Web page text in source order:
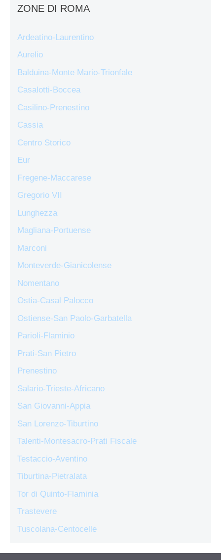
ZONE DI ROMA
Ardeatino-Laurentino
Aurelio
Balduina-Monte Mario-Trionfale
Casalotti-Boccea
Casilino-Prenestino
Cassia
Centro Storico
Eur
Fregene-Maccarese
Gregorio VII
Lunghezza
Magliana-Portuense
Marconi
Monteverde-Gianicolense
Nomentano
Ostia-Casal Palocco
Ostiense-San Paolo-Garbatella
Parioli-Flaminio
Prati-San Pietro
Prenestino
Salario-Trieste-Africano
San Giovanni-Appia
San Lorenzo-Tiburtino
Talenti-Montesacro-Prati Fiscale
Testaccio-Aventino
Tiburtina-Pietralata
Tor di Quinto-Flaminia
Trastevere
Tuscolana-Centocelle